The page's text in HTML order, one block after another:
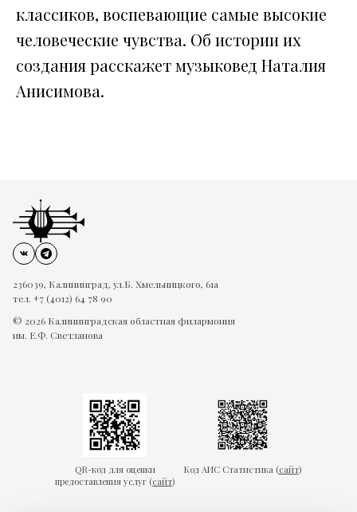
классиков, воспевающие самые высокие
человеческие чувства. Об истории их
создания расскажет музыковед Наталия
Анисимова.
236039, Калининград, ул.Б. Хмельницкого, 61а
тел. +7 (4012) 64 78 90
© 2026 Калининградская областная филармония
им. Е.Ф. Светланова
QR-код для оценки
предоставления услуг (сайт)
Код АИС Статистика (сайт)